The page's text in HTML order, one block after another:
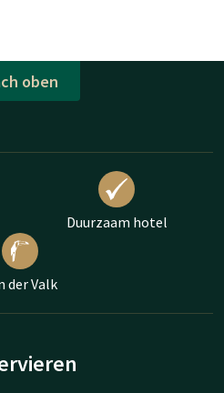
oben
Duurzaam hotel
der Valk